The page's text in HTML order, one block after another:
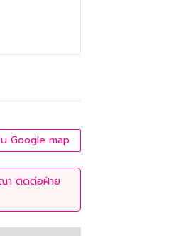
Google map
า ติดต่อฝ่าย